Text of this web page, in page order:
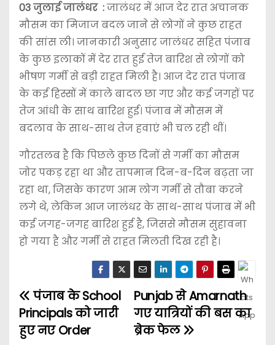
03 जुलाईजालंधर :जालंधर में आज देर रात अचानक
मौसम का मिजाज बदल जाने से लोगों ने कुछ राहत
की सांस ली। जानकारी अनुसार जालंधर सहित पंजाब
के कुछ इलाकों में देर रात हुई तेज बारिश से लोगों को
भीषण गर्मी से बड़ी राहत मिली है। आज देर रात पंजाब
के कई हिस्सों में काले बादल छा गए और कई जगहों पर
तेज आंधी के साथ बारिश हुई। पंजाब में मौसम में
बदलाव के साथ-साथ तेज हवाएं भी चल रही थीं।
गौरतलब है कि पिछले कुछ दिनों से गर्मी का मौसम
जोर पकड़ रहा था और तापमान दिन-ब-दिन बढ़ता जा
रहा था, जिसके कारण आम लोग गर्मी से तौबा करने
लगे थे, लेकिन आज जालंधर के साथ-साथ पंजाब में भी
कई जगह-जगह बारिश हुई है, जिससे मौसम सुहावना
हो गया है और गर्मी से राहत मिलती दिख रही है।
Punjab से Amarnath
गए यात्रियों की बस का
ब्रेक फेल
पंजाब के School
Principals को जारी
हुए नए Order